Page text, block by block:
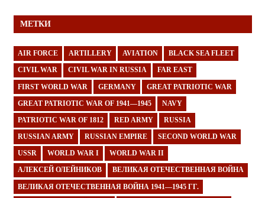
МЕТКИ
AIR FORCE ARTILLERY AVIATION BLACK SEA FLEET
CIVIL WAR CIVIL WAR IN RUSSIA FAR EAST
FIRST WORLD WAR GERMANY GREAT PATRIOTIC WAR
GREAT PATRIOTIC WAR OF 1941—1945 NAVY
PATRIOTIC WAR OF 1812 RED ARMY RUSSIA
RUSSIAN ARMY RUSSIAN EMPIRE SECOND WORLD WAR
USSR WORLD WAR I WORLD WAR II
АЛЕКСЕЙ ОЛЕЙНИКОВ ВЕЛИКАЯ ОТЕЧЕСТВЕННАЯ ВОЙНА
ВЕЛИКАЯ ОТЕЧЕСТВЕННАЯ ВОЙНА 1941—1945 ГГ.